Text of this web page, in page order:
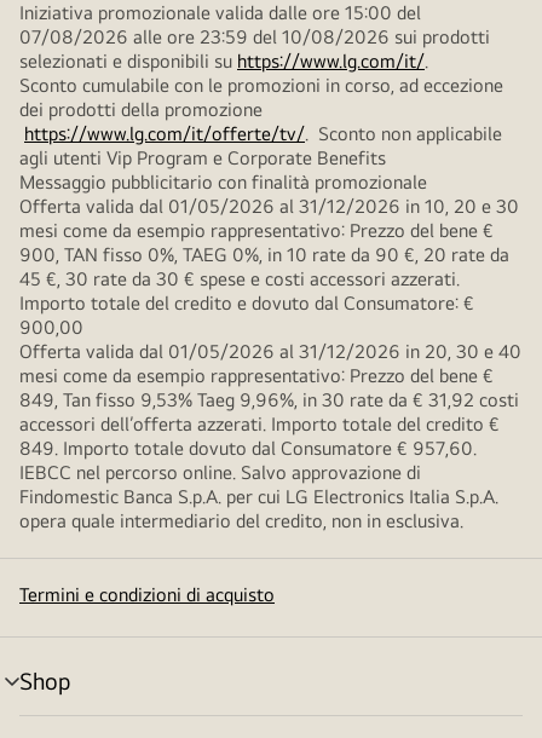
Iniziativa promozionale valida dalle ore 15:00 del
07/08/2026 alle ore 23:59 del 10/08/2026 sui prodotti
selezionati e disponibili su https://www.lg.com/it/.
Sconto cumulabile con le promozioni in corso, ad eccezione
dei prodotti della promozione
https://www.lg.com/it/offerte/tv/. Sconto non applicabile
agli utenti Vip Program e Corporate Benefits
Messaggio pubblicitario con finalità promozionale
Offerta valida dal 01/05/2026 al 31/12/2026 in 10, 20 e 30
mesi come da esempio rappresentativo: Prezzo del bene €
900, TAN fisso 0%, TAEG 0%, in 10 rate da 90 €, 20 rate da
45 €, 30 rate da 30 € spese e costi accessori azzerati.
Importo totale del credito e dovuto dal Consumatore: €
900,00
Offerta valida dal 01/05/2026 al 31/12/2026 in 20, 30 e 40
mesi come da esempio rappresentativo: Prezzo del bene €
849, Tan fisso 9,53% Taeg 9,96%, in 30 rate da € 31,92 costi
accessori dell’offerta azzerati. Importo totale del credito €
849. Importo totale dovuto dal Consumatore € 957,60.
IEBCC nel percorso online. Salvo approvazione di
Findomestic Banca S.p.A. per cui LG Electronics Italia S.p.A.
opera quale intermediario del credito, non in esclusiva.
Termini e condizioni di acquisto
Shop
Attivazione
menu